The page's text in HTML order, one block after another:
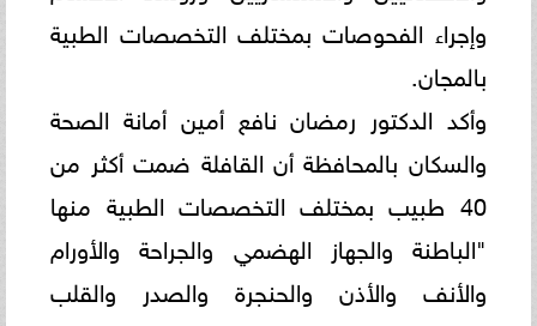
وإجراء الفحوصات بمختلف التخصصات الطبية
بالمجان.
وأكد الدكتور رمضان نافع أمين أمانة الصحة
والسكان بالمحافظة أن القافلة ضمت أكثر من
40 طبيب بمختلف التخصصات الطبية منها
"الباطنة والجهاز الهضمي والجراحة والأورام
والأنف والأذن والحنجرة والصدر والقلب